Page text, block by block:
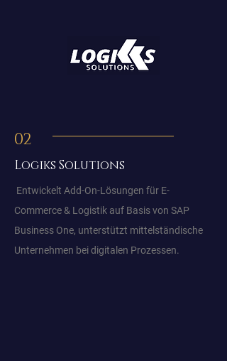
02
Logiks Solutions
Entwickelt Add-On-Lösungen für E-
Commerce & Logistik auf Basis von SAP
Business One, unterstützt mittelständische
Unternehmen bei digitalen Prozessen.